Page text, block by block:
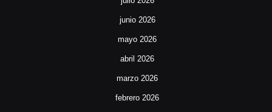
junio 2026
mayo 2026
abril 2026
marzo 2026
febrero 2026